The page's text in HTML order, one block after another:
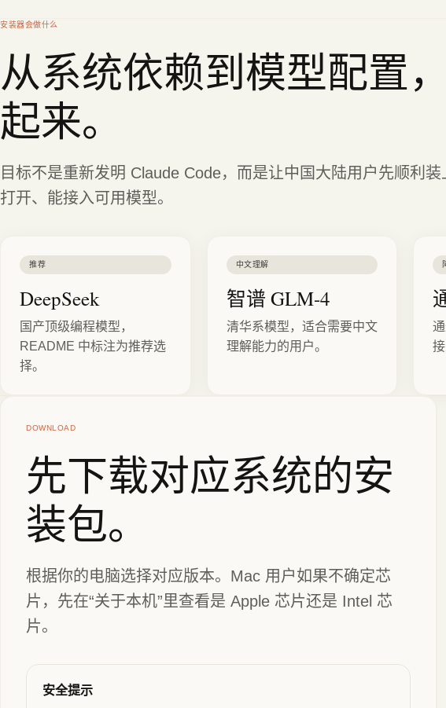
安装器会做什么
从系统依赖到模型配置
起来。
目标不是重新发明 Claude Code，而是让中国大陆用户先顺利装
打开、能接入可用模型。
推荐
DeepSeek
国产顶级编程模型，
README 中标注为推荐选
择。
中文理解
智谱 GLM-4
清华系模型，适合需要中文
理解能力的用户。
DOWNLOAD
先下载对应系统的安
装包。
根据你的电脑选择对应版本。Mac 用户如果不确定芯
片，先在“关于本机”里查看是 Apple 芯片还是 Intel 芯
片。
安全提示